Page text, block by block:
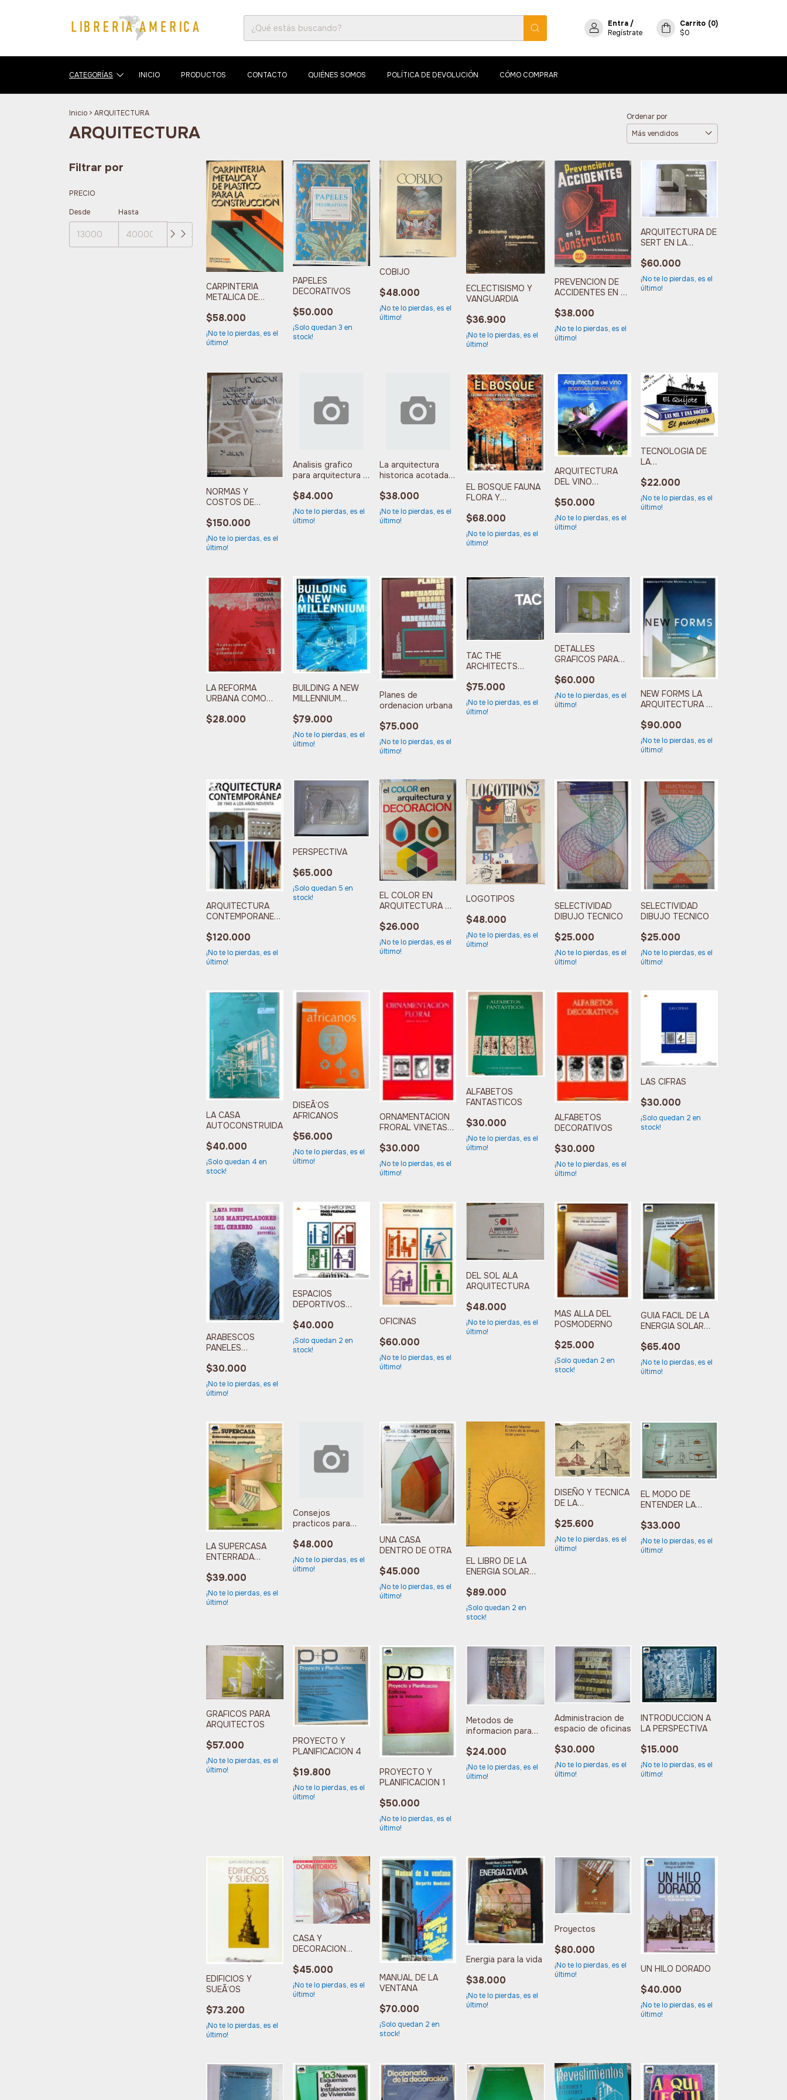
Entra /
Regístrate
Carrito (0)
$0
CATEGORÍAS INICIO PRODUCTOS CONTACTO QUIÉNES SOMOS POLÍTICA DE DEVOLUCIÓN CÓMO COMPRAR
Inicio > ARQUITECTURA
ARQUITECTURA
Ordenar por
Filtrar por
PRECIO
Desde
Hasta
CARPINTERIA
METALICA DE
CONSTRUCCION
$58.000
¡No te lo pierdas, es el
último!
PAPELES
DECORATIVOS
$50.000
¡Solo quedan3 en
stock!
COBIJO
$48.000
¡No te lo pierdas, es el
último!
ECLECTISISMO Y
VANGUARDIA
$36.900
¡No te lo pierdas, es el
último!
PREVENCION DE
ACCIDENTES EN LA
$38.000
¡No te lo pierdas, es el
último!
ARQUITECTURA DE
SERT EN LA
$60.000
¡No te lo pierdas, es el
último!
NORMAS Y
COSTOS DE
VOL. 2
$150.000
¡No te lo pierdas, es el
último!
Analisis grafico
para arquitectura e
$84.000
¡No te lo pierdas, es el
último!
La arquitectura
historica acotada y
$38.000
¡No te lo pierdas, es el
último!
EL BOSQUE FAUNA
FLORA Y
ECONOMICOS
$68.000
¡No te lo pierdas, es el
último!
ARQUITECTURA
DEL VINO
ESPAÃ‘OLAS
$50.000
¡No te lo pierdas, es el
último!
TECNOLOGIA DE
LA
$22.000
¡No te lo pierdas, es el
último!
LA REFORMA
URBANA COMO
DESARROLLO
$28.000
BUILDING A NEW
MILLENNIUM
NUEVO MILENIO
$79.000
¡No te lo pierdas, es el
último!
Planes de
ordenacion urbana
$75.000
¡No te lo pierdas, es el
último!
TAC THE
ARCHITECTS
INC
$75.000
¡No te lo pierdas, es el
último!
DETALLES
GRAFICOS PARA
$60.000
¡No te lo pierdas, es el
último!
NEW FORMS LA
ARQUITECTURA DE
$90.000
¡No te lo pierdas, es el
último!
ARQUITECTURA
CONTEMPORANEA
AÑOS NOVENTA
$120.000
¡No te lo pierdas, es el
último!
PERSPECTIVA
$65.000
¡Solo quedan 5 en
stock!
EL COLOR EN
ARQUITECTURA Y
$26.000
¡No te lo pierdas, es el
último!
LOGOTIPOS
$48.000
¡No te lo pierdas, es el
último!
SELECTIVIDAD
DIBUJO TECNICO
$25.000
¡No te lo pierdas, es el
último!
SELECTIVIDAD
DIBUJO TECNICO
$25.000
¡No te lo pierdas, es el
último!
LA CASA
AUTOCONSTRUIDA
$40.000
¡Solo quedan 4 en
stock!
DISEÃ‘OS
AFRICANOS
$56.000
¡No te lo pierdas, es el
último!
ORNAMENTACION
FRORAL VINETAS
$30.000
¡No te lo pierdas, es el
último!
ALFABETOS
FANTASTICOS
$30.000
¡No te lo pierdas, es el
último!
ALFABETOS
DECORATIVOS
$30.000
¡No te lo pierdas, es el
último!
LAS CIFRAS
$30.000
¡Solo quedan 2 en
stock!
ARABESCOS
PANELES
RENACIMIENTO
$30.000
¡No te lo pierdas, es el
último!
ESPACIOS
DEPORTIVOS
$40.000
¡Solo quedan 2 en
stock!
OFICINAS
$60.000
¡No te lo pierdas, es el
último!
DEL SOL ALA
ARQUITECTURA
$48.000
¡No te lo pierdas, es el
último!
MAS ALLA DEL
POSMODERNO
$25.000
¡Solo quedan 2 en
stock!
GUIA FACIL DE LA
ENERGIA SOLAR
$65.400
¡No te lo pierdas, es el
último!
LA SUPERCASA
ENTERRADA
DOBLEMENTE
PROTEGIDA
$39.000
¡No te lo pierdas, es el
último!
Consejos
practicos para
graficos y
dibujantes
$48.000
¡No te lo pierdas, es el
último!
UNA CASA
DENTRO DE OTRA
$45.000
¡No te lo pierdas, es el
último!
EL LIBRO DE LA
ENERGIA SOLAR
$89.000
¡Solo quedan 2 en
stock!
DISEÑO Y TECNICA
DE LA
EN ARQUITECTURA
$25.600
¡No te lo pierdas, es el
último!
EL MODO DE
ENTENDER LA
$33.000
¡No te lo pierdas, es el
último!
GRAFICOS PARA
ARQUITECTOS
$57.000
¡No te lo pierdas, es el
último!
PROYECTO Y
PLANIFICACION 4
$19.800
¡No te lo pierdas, es el
último!
PROYECTO Y
PLANIFICACION 1
$50.000
¡No te lo pierdas, es el
último!
Metodos de
informacion para
contruccion
$24.000
¡No te lo pierdas, es el
último!
Administracion de
espacio de oficinas
$30.000
¡No te lo pierdas, es el
último!
INTRODUCCION A
LA PERSPECTIVA
$15.000
¡No te lo pierdas, es el
último!
EDIFICIOS Y
SUEÃ‘OS
$73.200
¡No te lo pierdas, es el
último!
CASA Y
DECORACION
$45.000
¡No te lo pierdas, es el
último!
MANUAL DE LA
VENTANA
$70.000
¡Solo quedan 2 en
stock!
Energia para la vida
$38.000
¡No te lo pierdas, es el
último!
Proyectos
$80.000
¡No te lo pierdas, es el
último!
UN HILO DORADO
$40.000
¡No te lo pierdas, es el
último!